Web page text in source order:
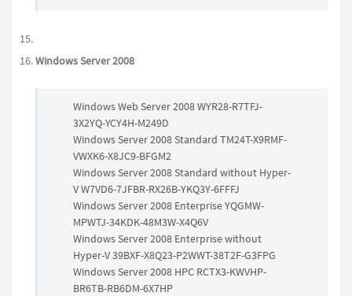
Windows Server 2008
Windows Web Server 2008 WYR28-R7TFJ-
3X2YQ-YCY4H-M249D
Windows Server 2008 Standard TM24T-X9RMF-
VWXK6-X8JC9-BFGM2
Windows Server 2008 Standard without Hyper-
V W7VD6-7JFBR-RX26B-YKQ3Y-6FFFJ
Windows Server 2008 Enterprise YQGMW-
MPWTJ-34KDK-48M3W-X4Q6V
Windows Server 2008 Enterprise without
Hyper-V 39BXF-X8Q23-P2WWT-38T2F-G3FPG
Windows Server 2008 HPC RCTX3-KWVHP-
BR6TB-RB6DM-6X7HP